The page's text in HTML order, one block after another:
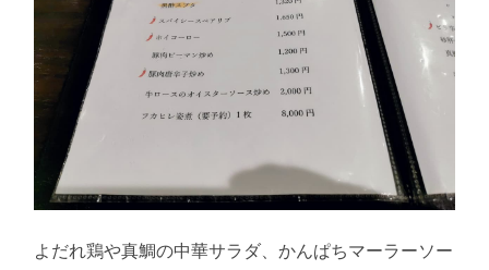
よだれ鶏や真鯛の中華サラダ、かんぱちマーラーソー